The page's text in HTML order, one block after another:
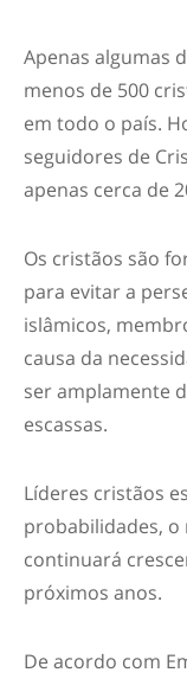
Apenas algumas
menos de 500
em todo o país.
seguidores de
apenas cerca de
Os cristãos são
para evitar a
islâmicos,
causa da
ser amplamente
escassas.
Líderes cristãos
probabilidades,
continuará
próximos anos.
De acordo com